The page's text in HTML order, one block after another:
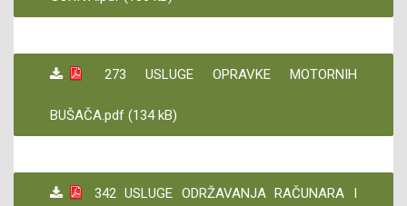
273 USLUGE OPRAVKE MOTORNIH
BUŠAČA.pdf (134 kB)
342 USLUGE ODRŽAVANJA RAČUNARA I